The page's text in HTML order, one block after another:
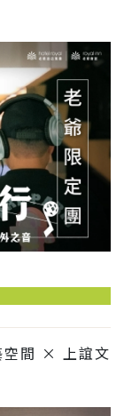
空間 × 上誼文